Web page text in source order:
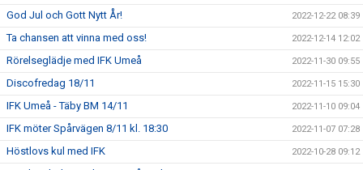
God Jul och Gott Nytt År! 2022-12-22 08:39
Ta chansen att vinna med oss! 2022-12-14 12:02
Rörelseglädje med IFK Umeå 2022-11-30 09:55
Discofredag 18/11 2022-11-15 15:30
IFK Umeå - Täby BM 14/11 2022-11-10 09:04
IFK möter Spårvägen 8/11 kl. 18:30 2022-11-07 07:28
Höstlovs kul med IFK 2022-10-28 09:12